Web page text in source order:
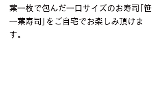
葉一枚で包んだ一口サイズのお寿司｢笹
一葉寿司｣をご自宅でお楽しみ頂けま
す。